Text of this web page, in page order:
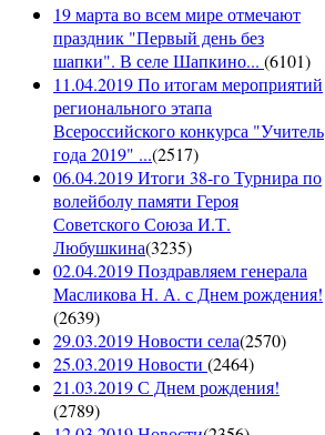
19 марта во всем мире отмечают
праздник "Первый день без
шапки". В селе Шапкино... (6101)
11.04.2019 По итогам мероприятий
регионального этапа
Всероссийского конкурса "Учитель
года 2019" ...(2517)
06.04.2019 Итоги 38-го Турнира по
волейболу памяти Героя
Советского Союза И.Т.
Любушкина(3235)
02.04.2019 Поздравляем генерала
Масликова Н. А. с Днем рождения!
(2639)
29.03.2019 Новости села(2570)
25.03.2019 Новости (2464)
21.03.2019 С Днем рождения!
(2789)